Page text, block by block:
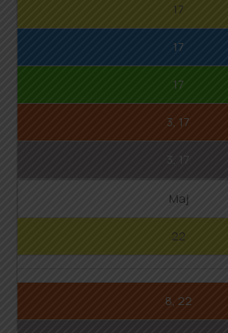
17
17
17
3, 17
3, 17
Maj
22
8, 22